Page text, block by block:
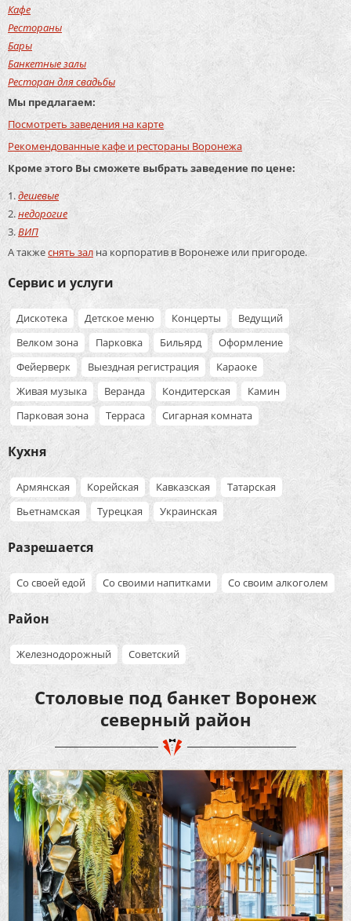
Кафе
Рестораны
Бары
Банкетные залы
Ресторан для свадьбы
Мы предлагаем:
Посмотреть заведения на карте
Рекомендованные кафе и рестораны Воронежа
Кроме этого Вы сможете выбрать заведение по цене:
дешевые
недорогие
ВИП
А такжеснять зал на корпоратив в Воронеже или пригороде.
Сервис и услуги
Дискотека Детское меню Концерты
Ведущий
Велком зона
Парковка Бильярд
Оформление
Фейерверк
Выездная регистрация
Караоке
Живая музыка
Веранда Кондитерская
Камин
Парковая зона
Терраса Сигарная комната
Кухня
Армянская Корейская Кавказская
Татарская
Вьетнамская
Турецкая Украинская
Разрешается
Со своей едой Со своими напитками Со своим алкоголем
Район
Железнодорожный Советский
Столовые под банкет Воронеж
северный район